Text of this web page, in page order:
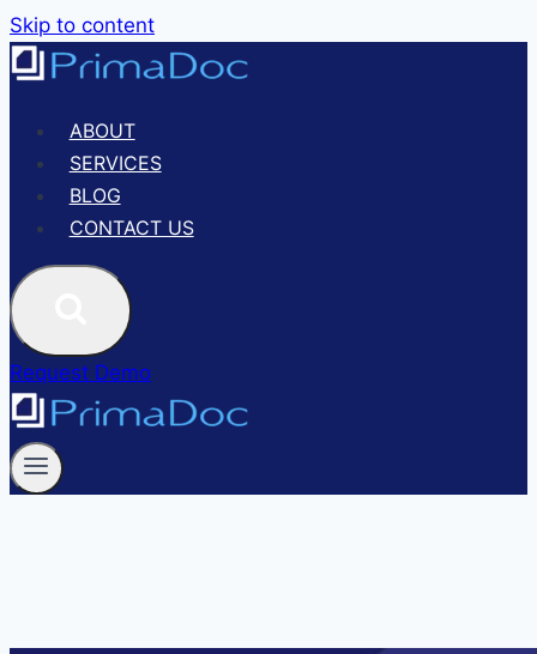
Skip to content
ABOUT
SERVICES
BLOG
CONTACT US
Request Demo